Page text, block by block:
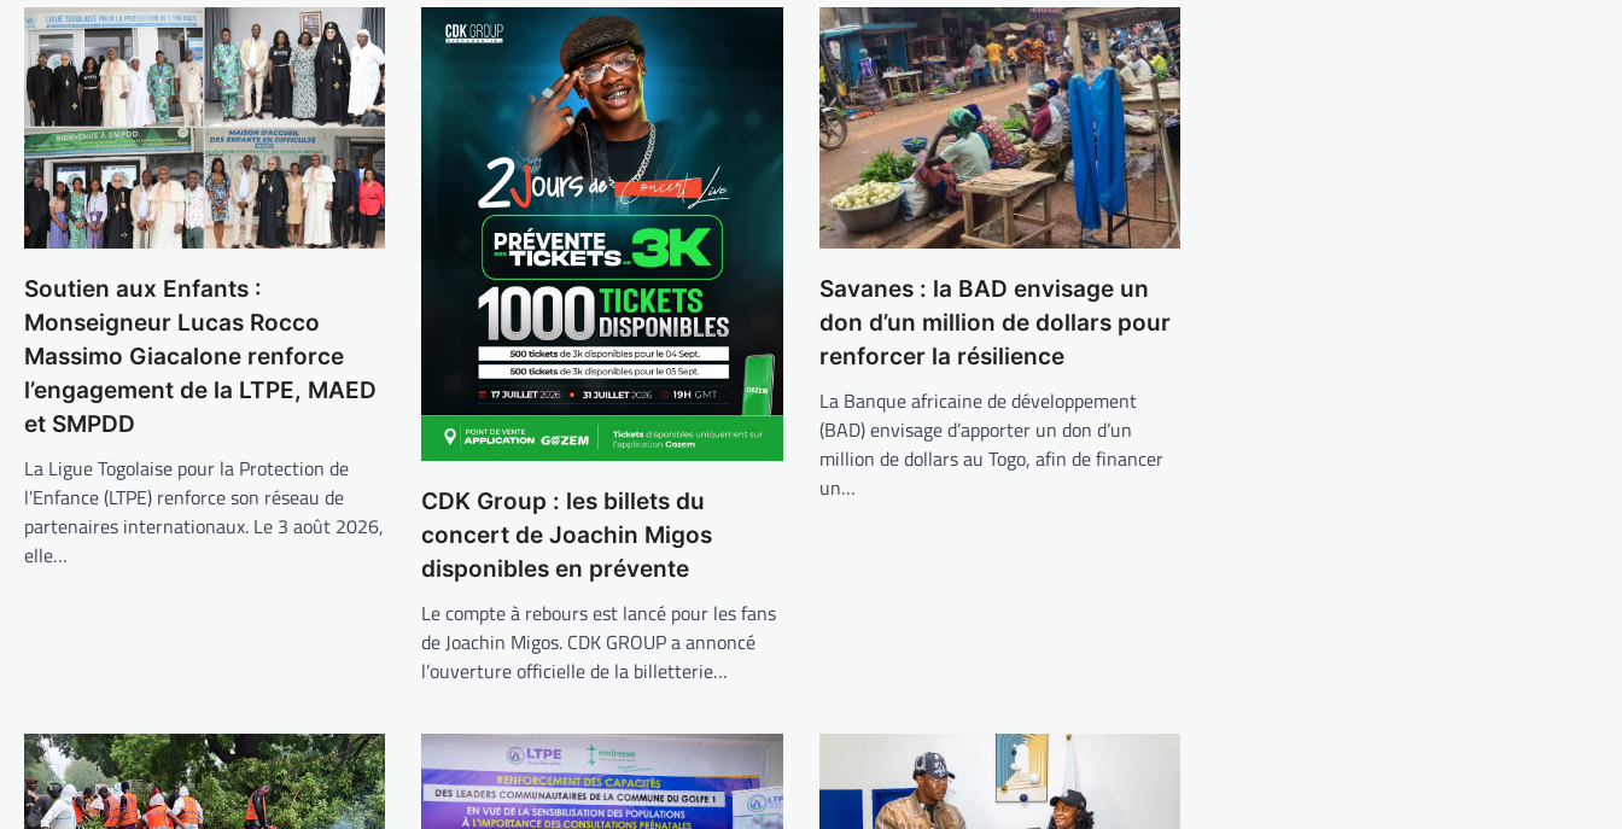
Soutien aux Enfants :
Monseigneur Lucas Rocco
Massimo Giacalone renforce
l’engagement de la LTPE, MAED
et SMPDD
La Ligue Togolaise pour la Protection de
l’Enfance (LTPE) renforce son réseau de
partenaires internationaux. Le 3 août 2026,
elle…
CDK Group : les billets du
concert de Joachin Migos
disponibles en prévente
Le compte à rebours est lancé pour les fans
de Joachin Migos. CDK GROUP a annoncé
l’ouverture officielle de la billetterie…
Savanes : la BAD envisage un
don d’un million de dollars pour
renforcer la résilience
La Banque africaine de développement
(BAD) envisage d’apporter un don d’un
million de dollars au Togo, afin de financer
un…